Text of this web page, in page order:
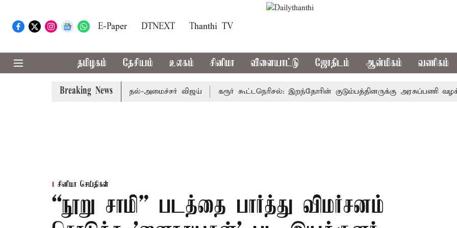
E-Paper DTNEXT Thanthi TV
தமிழகம் தேசியம் உலகம் சினிமா விளையாட்டு ஜோதிடம் ஆன்மிகம் வணிகம்
Breaking News
மறுவரையறை பாதிக்கும்: முதல்-அமைச்சர் விஜய் கரூர் கூட்டநெரிசல்: இறந்தோரின் குடும்பத்தினருக்கு அரசுப்பணி வழக்கு;
சினிமா செய்திகள்
“நூறு சாமி” படத்தை பார்த்து விமர்சனம்